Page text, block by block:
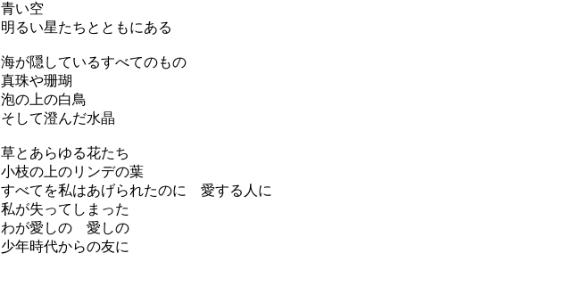
青い空
明るい星たちとともにある
海が隠しているすべてのもの
真珠や珊瑚
泡の上の白鳥
そして澄んだ水晶
草とあらゆる花たち
小枝の上のリンデの葉
すべてを私はあげられたのに 愛する人に
私が失ってしまった
わが愛しの 愛しの
少年時代からの友に